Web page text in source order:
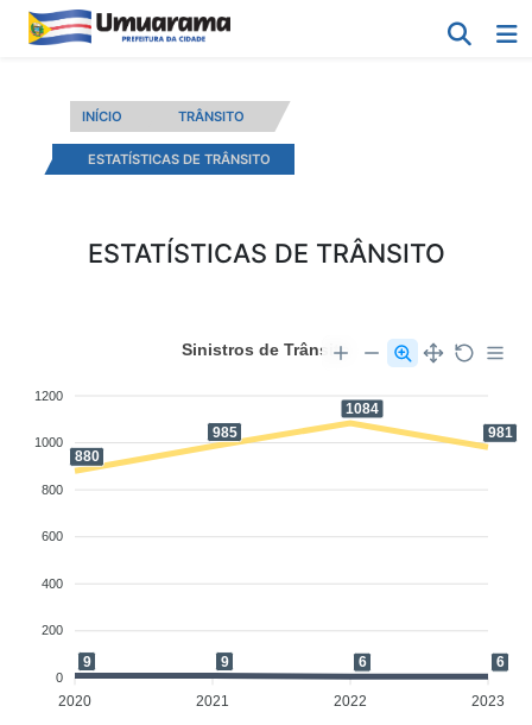
INÍCIO TRÂNSITO
ESTATÍSTICAS DE TRÂNSITO
ESTATÍSTICAS DE TRÂNSITO
Sinistros de Trânsito
1200
1000
800
600
400
200
0
880
985
1084
981
9 9 6 6
2020 2021 2022 2023